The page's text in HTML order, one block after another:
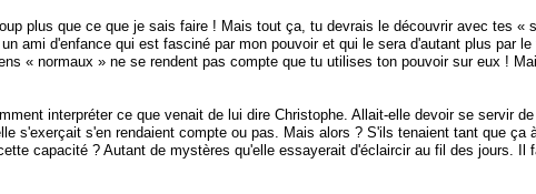
plus que ce que je sais faire ! Mais tout ça, tu devrais le découvrir avec tes «
ami d'enfance qui est fasciné par mon pouvoir et qui le sera d'autant plus par
« normaux » ne se rendent pas compte que tu utilises ton pouvoir sur eux !
interpréter ce que venait de lui dire Christophe. Allait-elle devoir se servir
s'exerçait s'en rendaient compte ou pas. Mais alors ? S'ils tenaient tant que
capacité ? Autant de mystères qu'elle essayerait d'éclaircir au fil des jours.